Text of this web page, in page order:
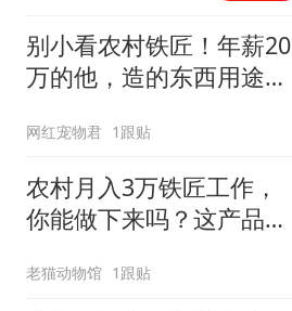
别小看农村铁匠！年薪20
万的他，造的东西用途太
网红宠物君 1跟贴
农村月入3万铁匠工作，
你能做下来吗？这产品没
老猫动物馆 1跟贴